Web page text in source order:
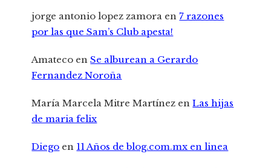
jorge antonio lopez zamora en7 razones
por las que Sam’s Club apesta!
Amateco enSe alburean a Gerardo
Fernandez Noroña
María Marcela Mitre Martínez enLas hijas
de maria felix
Diego en 11 Años de blog.com.mx en linea